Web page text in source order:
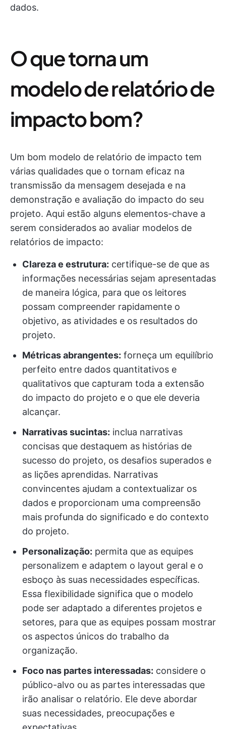
dados.
O que torna um
modelo de relatório de
impacto bom?
Um bom modelo de relatório de impacto tem
várias qualidades que o tornam eficaz na
transmissão da mensagem desejada e na
demonstração e avaliação do impacto do seu
projeto. Aqui estão alguns elementos-chave a
serem considerados ao avaliar modelos de
relatórios de impacto:
Clareza e estrutura: certifique-se de que as
informações necessárias sejam apresentadas
de maneira lógica, para que os leitores
possam compreender rapidamente o
objetivo, as atividades e os resultados do
projeto.
Métricas abrangentes: forneça um equilíbrio
perfeito entre dados quantitativos e
qualitativos que capturam toda a extensão
do impacto do projeto e o que ele deveria
alcançar.
Narrativas sucintas: inclua narrativas
concisas que destaquem as histórias de
sucesso do projeto, os desafios superados e
as lições aprendidas. Narrativas
convincentes ajudam a contextualizar os
dados e proporcionam uma compreensão
mais profunda do significado e do contexto
do projeto.
Personalização: permita que as equipes
personalizem e adaptem o layout geral e o
esboço às suas necessidades específicas.
Essa flexibilidade significa que o modelo
pode ser adaptado a diferentes projetos e
setores, para que as equipes possam mostrar
os aspectos únicos do trabalho da
organização.
Foco nas partes interessadas: considere o
público-alvo ou as partes interessadas que
irão analisar o relatório. Ele deve abordar
suas necessidades, preocupações e